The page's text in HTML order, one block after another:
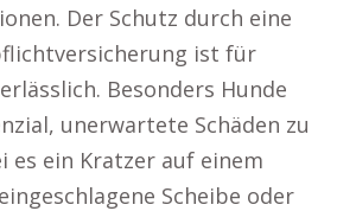
Der Schutz durch eine
ist für
Besonders Hunde
unerwartete Schäden zu
es ein Kratzer auf einem
Scheibe oder